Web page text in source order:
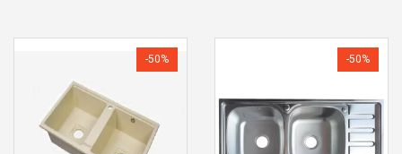
-50% -50%